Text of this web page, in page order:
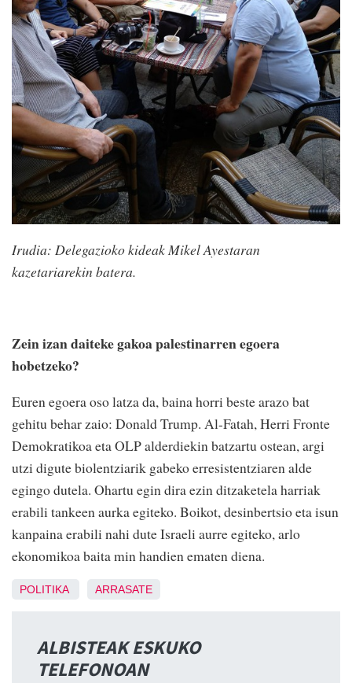
Irudia: Delegazioko kideak Mikel Ayestaran
kazetariarekin batera.
Zein izan daiteke gakoa palestinarren egoera
hobetzeko?
Euren egoera oso latza da, baina horri beste arazo bat
gehitu behar zaio: Donald Trump. Al-Fatah, Herri Fronte
Demokratikoa eta OLP alderdiekin batzartu ostean, argi
utzi digute biolentziarik gabeko erresistentziaren alde
egingo dutela. Ohartu egin dira ezin ditzaketela harriak
erabili tankeen aurka egiteko. Boikot, desinbertsio eta isun
kanpaina erabili nahi dute Israeli aurre egiteko, arlo
ekonomikoa baita min handien ematen diena.
POLITIKA ARRASATE
ALBISTEAK ESKUKO
TELEFONOAN